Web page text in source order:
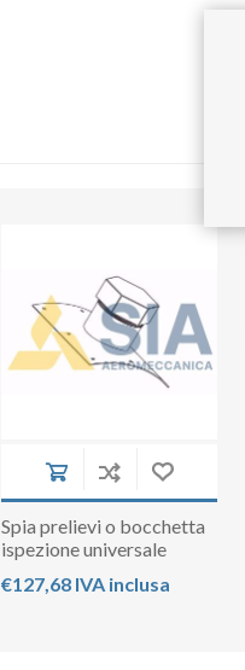
Spia prelievi o bocchetta
ispezione universale
€127,68 IVA inclusa